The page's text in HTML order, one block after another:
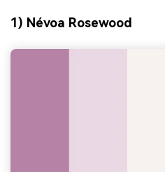
1) Névoa Rosewood